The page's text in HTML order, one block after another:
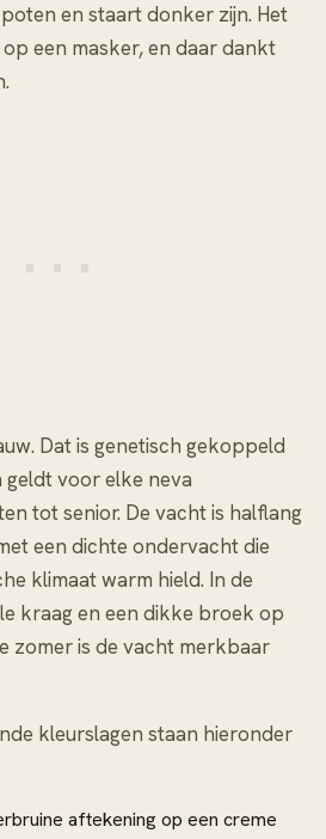
en staart donker zijn. Het
een masker, en daar dankt
Dat is genetisch gekoppeld
voor elke neva
tot senior. De vacht is halflang
een dichte ondervacht die
klimaat warm hield. In de
kraag en een dikke broek op
zomer is de vacht merkbaar
kleurslagen staan hieronder
aftekening op een creme